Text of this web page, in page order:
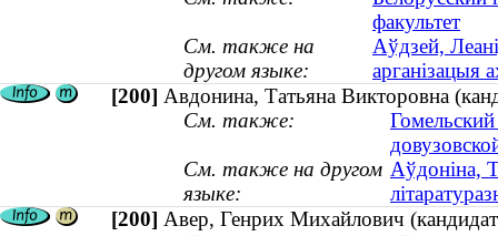
факультет
См. также на
другом языке:
Аўдзей,
арганізацыя
[200] Авдонина, Татьяна Викторовна
См. также:
См. также на другом
языке:
Аўдоніна,
[200] Авер, Генрих Михайлович